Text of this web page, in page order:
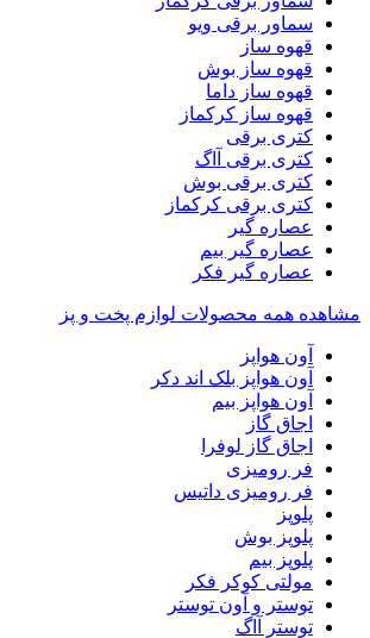
سماور برقی ویو
قهوه ساز
قهوه ساز بوش
قهوه ساز داما
قهوه ساز کرکماز
کتری برقی
کتری برقی آاگ
کتری برقی بوش
کتری برقی کرکماز
عصاره گیر
عصاره گیر بیم
عصاره گیر فکر
مشاهده همه محصولات لوازم پخت و پز
آون هواپز
آون هواپز بلک اند دکر
آون هواپز بیم
اجاق گاز
اجاق گاز لوفرا
فر رومیزی
فر رومیزی داتیس
پلوپز
پلوپز بوش
پلوپز بیم
مولتی کوکر فکر
توستر و آون توستر
توستر آاگ